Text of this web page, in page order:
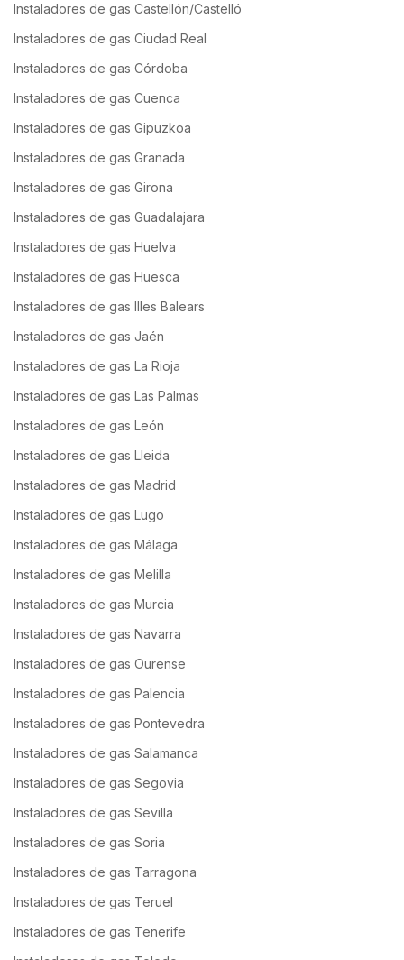
Instaladores de gas Castellón/Castelló
Instaladores de gas Ciudad Real
Instaladores de gas Córdoba
Instaladores de gas Cuenca
Instaladores de gas Gipuzkoa
Instaladores de gas Granada
Instaladores de gas Girona
Instaladores de gas Guadalajara
Instaladores de gas Huelva
Instaladores de gas Huesca
Instaladores de gas Illes Balears
Instaladores de gas Jaén
Instaladores de gas La Rioja
Instaladores de gas Las Palmas
Instaladores de gas León
Instaladores de gas Lleida
Instaladores de gas Madrid
Instaladores de gas Lugo
Instaladores de gas Málaga
Instaladores de gas Melilla
Instaladores de gas Murcia
Instaladores de gas Navarra
Instaladores de gas Ourense
Instaladores de gas Palencia
Instaladores de gas Pontevedra
Instaladores de gas Salamanca
Instaladores de gas Segovia
Instaladores de gas Sevilla
Instaladores de gas Soria
Instaladores de gas Tarragona
Instaladores de gas Teruel
Instaladores de gas Tenerife